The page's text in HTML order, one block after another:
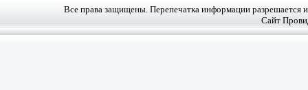
Все права защищены. Перепечатка информации разрешается
Сайт